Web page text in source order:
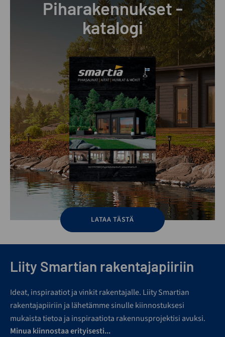
Piharakennukset -
katalogi
LATAA TÄSTÄ
Liity Smartian rakentajapiiriin
Ideat, inspiraatiot ja vinkit rakentajalle. Liity Smartian
rakentajapiiriin ja lähetämme sinulle kiinnostuksesi
mukaista tietoa ja inspiraatiota rakennusprojektisi avuksi.
Minua kiinnostaa erityisesti...